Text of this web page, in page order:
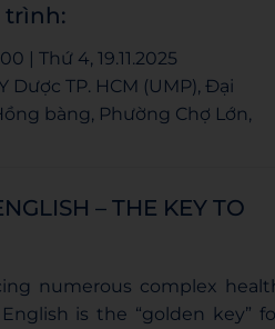
trình:
| Thứ 4, 19.11.2025
Dược TP. HCM (UMP), Đại
bàng, Phường Chợ Lớn,
– THE KEY TO
numerous complex
is the “golden key”